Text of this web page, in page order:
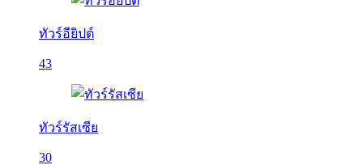
ทัวร์อียิปต์
43
ทัวร์รัสเซีย
30